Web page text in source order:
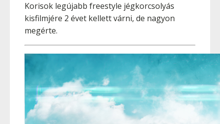
Korisok legújabb freestyle jégkorcsolyás
kisfilmjére 2 évet kellett várni, de nagyon
megérte.